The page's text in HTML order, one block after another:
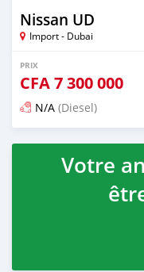
Nissan UD
Import - Dubai
PRIX
CFA7 300 000
N/A (Diesel)
Publié il y a plus de 2 ans
Votre